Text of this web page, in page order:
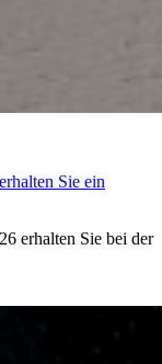
Sie ein
erhalten Sie bei der